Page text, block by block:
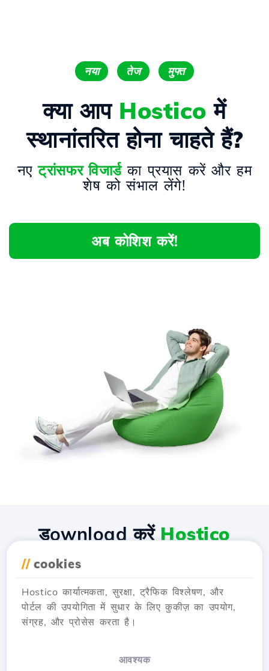
नया तेज मुफ्त
क्या आप Hostico में
स्थानांतरित होना चाहते हैं?
नएट्रांसफर विजार्डका प्रयास करें और हम
शेष को संभाल लेंगे!
अब कोशिश करें!
// cookies
Hostico कार्यात्मकता, सुरक्षा, ट्रैफिक विश्लेषण, और
पोर्टल की उपयोगिता में सुधार के लिए कुकीज़ का उपयोग,
संग्रह, और प्रोसेस करता है।
आवश्यक
डownload करें Hostico